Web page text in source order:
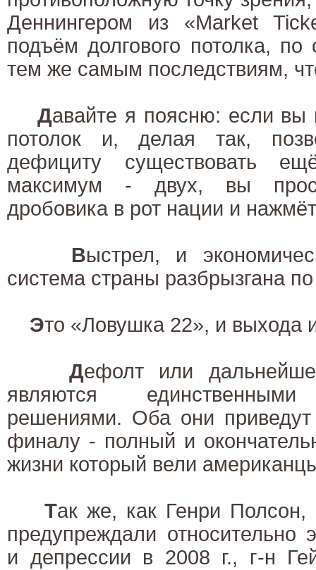
Деннингером из «Market
подъём долгового потолка, по
тем же самым последствиям,
Давайте я поясню: если вы
потолок и, делая так,
дефициту существовать
максимум - двух, вы
дробовика в рот нации и
Выстрел, и
система страны разбрызгана
Это «Ловушка 22», и выхода
Дефолт или
являются единственными
решениями. Оба они
финалу - полный и
жизни который вели
Так же, как Генри
предупреждали относительно
и депрессии в 2008 г., г-н